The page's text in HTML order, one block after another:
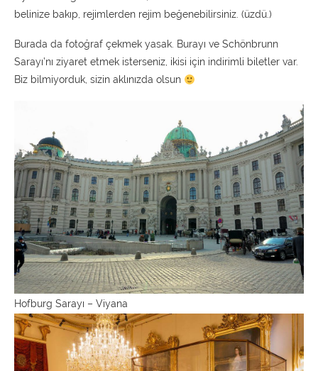
belinize bakıp, rejimlerden rejim beğenebilirsiniz. (üzdü.)
Burada da fotoğraf çekmek yasak. Burayı ve Schönbrunn
Sarayı’nı ziyaret etmek isterseniz, ikisi için indirimli biletler var.
Biz bilmiyorduk, sizin aklınızda olsun
Hofburg Sarayı – Viyana